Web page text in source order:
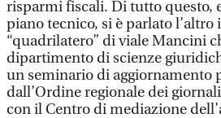
risparmi fiscali. Di tutto questo,
piano tecnico, si è parlato l’altro
“quadrilatero” di viale Mancini
dipartimento di scienze
un seminario di aggiornamento
dall’Ordine regionale dei
con il Centro di mediazione